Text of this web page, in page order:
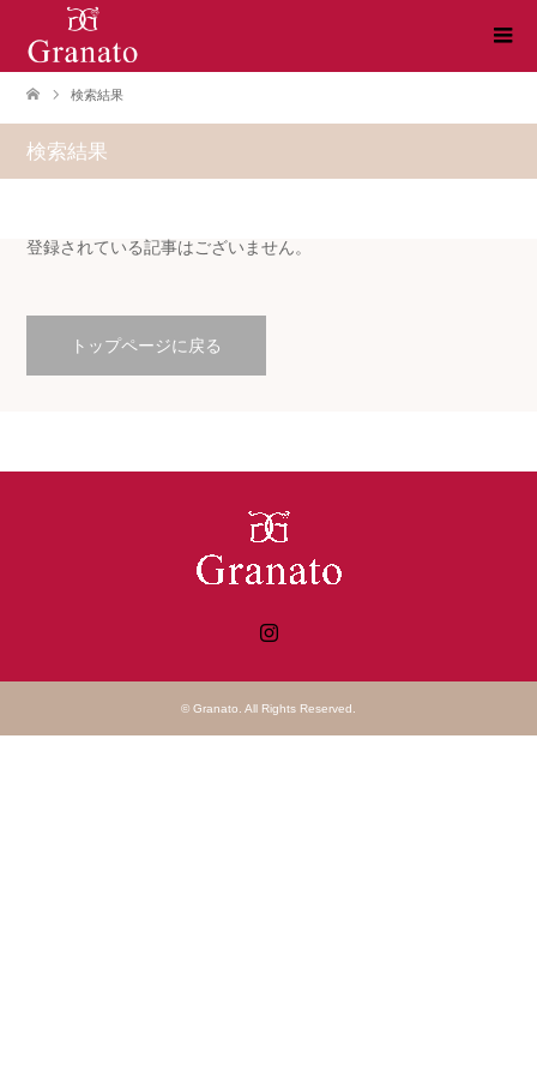
検索結果
検索結果
登録されている記事はございません。
トップページに戻る
© Granato . All Rights Reserved.